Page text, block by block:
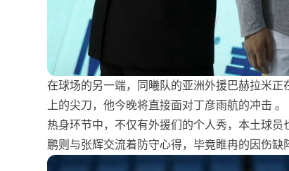
在球场的另一端，同曦队的亚洲外援巴赫拉米
上的尖刀，他今晚将直接面对丁彦雨航的冲击 。
热身环节中，不仅有外援们的个人秀，本土球
鹏则与张辉交流着防守心得，毕竟睢冉的因伤缺